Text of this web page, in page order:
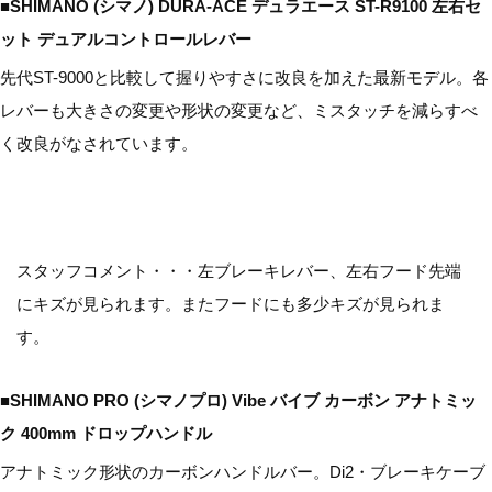
■SHIMANO (シマノ) DURA-ACE デュラエース ST-R9100 左右セ
ット デュアルコントロールレバー
先代ST-9000と比較して握りやすさに改良を加えた最新モデル。各
レバーも大きさの変更や形状の変更など、ミスタッチを減らすべ
く改良がなされています。
スタッフコメント・・・左ブレーキレバー、左右フード先端
にキズが見られます。またフードにも多少キズが見られま
す。
■SHIMANO PRO (シマノプロ) Vibe バイブ カーボン アナトミッ
ク 400mm ドロップハンドル
アナトミック形状のカーボンハンドルバー。Di2・ブレーキケーブ